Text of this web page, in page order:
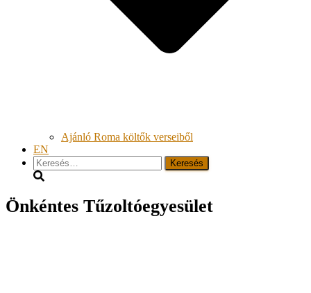
Ajánló Roma költők verseiből
EN
Keresés:
Önkéntes Tűzoltóegyesület